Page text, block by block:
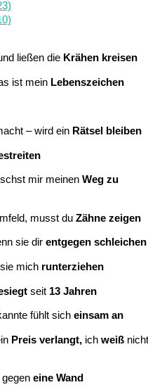
ließen die Krähen kreisen
ist mein Lebenszeichen
– wird ein Rätsel bleiben
mir meinen Weg zu
musst du Zähne zeigen
sie dir entgegen schleichen
mich runterziehen
seit 13 Jahren
fühlt sich einsam an
Preis verlangt, ich weiß nicht
eine Wand